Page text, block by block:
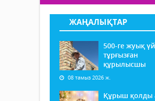
ЖАҢАЛЫҚТАР
500-ге жуық үй
тұрғызған
құрылысшы
08 тамыз 2026 ж.
Құрыш қолды